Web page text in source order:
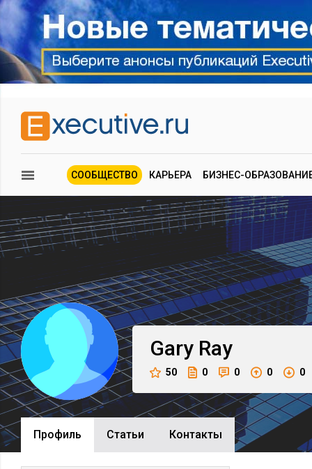
СООБЩЕСТВО КАРЬЕРА БИЗНЕС-
Gary Ray
50 0 0 0 0
Профиль Cтатьи Контакты